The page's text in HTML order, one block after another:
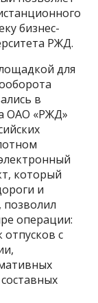
бизнес­
РЖД.
для
в
ОАО «РЖД»
который
и
позволил
операции:
с